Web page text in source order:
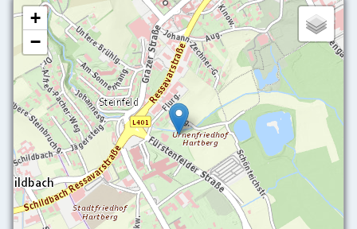
+
−